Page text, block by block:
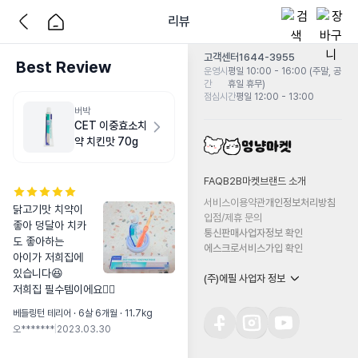
리뷰
Best Review
버박
CET 이중효소치
약 치킨맛 70g
닭고기맛 치약이
좋아 덩달아 치카
도 좋아하는
아이가 저희집에
있습니다😆
저희집 필수템이에요👍🏻
베들링턴 테리어 · 6살 6개월 · 11.7kg
오******* 2023.03.30
고객센터1644-3955
운영시
간
평일 10:00 - 16:00 (주말, 공
휴일 휴무)
점심시간평일 12:00 - 13:00
FAQB2B마켓 브랜드 소개
서비스이용약관개인정보처리방침
입점/제휴 문의
통신판매사업자정보 확인
에스크로서비스가입 확인
(주)에필 사업자 정보